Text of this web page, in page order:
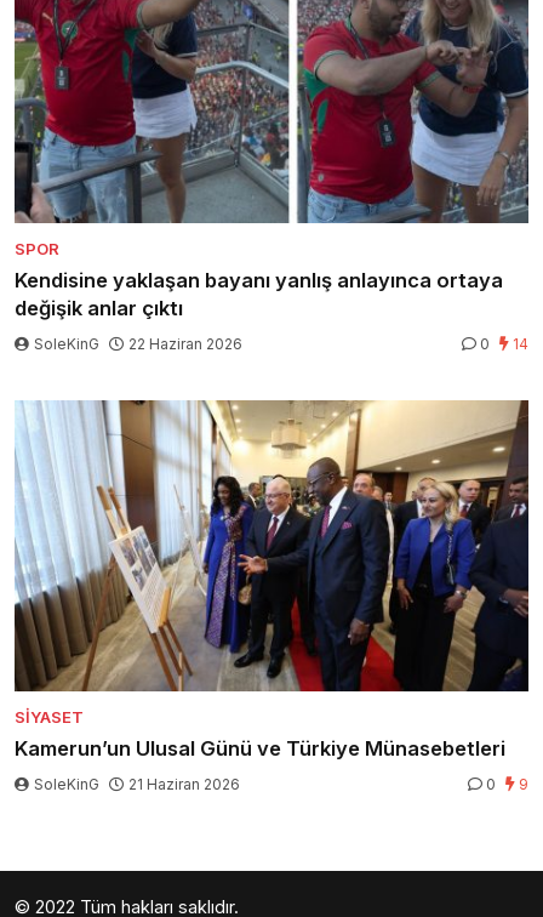
SPOR
Kendisine yaklaşan bayanı yanlış anlayınca ortaya
değişik anlar çıktı
SoleKinG 22 Haziran 2026 0 14
SIYASET
Kamerun’un Ulusal Günü ve Türkiye Münasebetleri
SoleKinG 21 Haziran 2026 0 9
© 2022 Tüm hakları saklıdır.